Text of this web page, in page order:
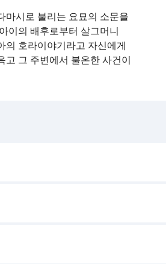
마시로 불리는 요묘의 소문을
이의 배후로부터 살그머니
의 호라이야기라고 자신에게
고 그 주변에서 불온한 사건이